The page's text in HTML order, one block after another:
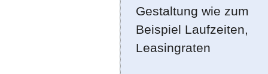
Gestaltung wie zum
Beispiel Laufzeiten,
Leasingraten